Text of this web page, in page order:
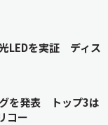
LEDを実証 ディス
を発表 トップ3は
コー